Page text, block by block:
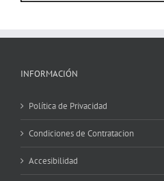
INFORMACIÓN
Política de Privacidad
Condiciones de Contratacion
Accesibilidad